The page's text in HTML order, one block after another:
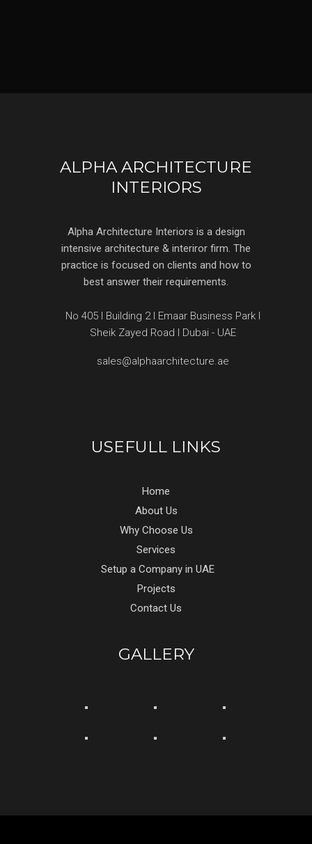
ALPHA ARCHITECTURE
INTERIORS
Alpha Architecture Interiors is a design
intensive architecture & interiror firm. The
practice is focused on clients and how to
best answer their requirements.
No 405 l Building 2 l Emaar Business Park l
Sheik Zayed Road l Dubai - UAE
sales@alphaarchitecture.ae
USEFULL LINKS
Home
About Us
Why Choose Us
Services
Setup a Company in UAE
Projects
Contact Us
GALLERY